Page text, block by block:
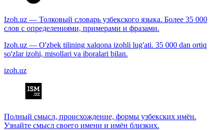
Izoh.uz — Толковый словарь узбекского языка. Более 35 000
слов с определениями, примерами и фразами.
Izoh.uz — O'zbek tilining xalqona izohli lug'ati. 35 000 dan ortiq
so'zlar izohi, misollari va iboralari bilan.
izoh.uz
Полный смысл, происхождение, формы узбекских имён.
Узнайте смысл своего имени и имён близких.